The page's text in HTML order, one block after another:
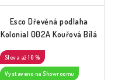
Esco Dřevěná podlaha
Kolonial 002A Kouřová Bílá
až 10 %
Vystaveno na Showroomu